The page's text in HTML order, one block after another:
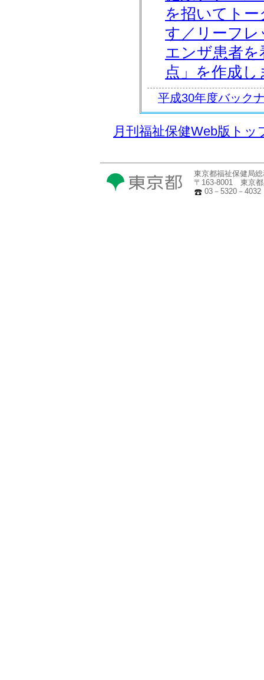
を招いてト
す／リーフ
エンザ患者
点」を作成し
平成30年度バック
月刊福祉保健Web版トッ
東京都福祉保健局
〒163-8001 東京都
03－5320－